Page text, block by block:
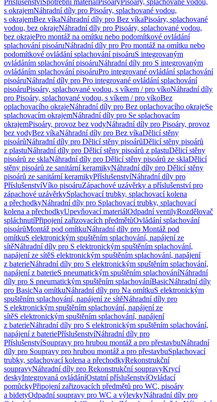
PříslušenstvíSpotřební materiálPisoáryPisoáry, splachované vodou,
s okrajemNáhradní díly pro Pisoáry, splachované vodou,
s okrajemBez víkaNáhradní díly pro Bez víkaPisoáry, splachované
vodou, bez okrajeNáhradní díly pro Pisoáry, splachované vodou,
bez okrajePro montáž na omítku nebo podomítkové ovládání
splachování pisoáruNáhradní díly pro Pro montáž na omítku nebo
podomítkové ovládání splachování pisoáruS integrovaným
ovládáním splachování pisoáruNáhradní díly pro S integrovaným
ovládáním splachování pisoáruPro integrované ovládání splachování
pisoáruNáhradní díly pro Pro integrované ovládání splachování
pisoáruPisoáry, splachované vodou, s víkem / pro víkoNáhradní díly
pro Pisoáry, splachované vodou, s víkem / pro víkoBez
oplachovacího okrajeNáhradní díly pro Bez oplachovacího okrajeSe
splachovacím okrajemNáhradní díly pro Se splachovacím
okrajemPisoáry, provoz bez vodyNáhradní díly pro Pisoáry, provoz
bez vodyBez víkaNáhradní díly pro Bez víkaDělicí stěny
pisoárůNáhradní díly pro Dělicí stěny pisoárůDělicí stěny pisoárů
z plastuNáhradní díly pro Dělicí stěny pisoárů z plastuDělicí stěny
pisoárů ze sklaNáhradní díly pro Dělicí stěny pisoárů ze sklaDělicí
stěny pisoárů ze sanitární keramikyNáhradní díly pro Dělicí stěny
pisoárů ze sanitární keramikyPříslušenstvíNáhradní díly pro
PříslušenstvíVíko pisoáruZápachové uzávěrky a příslušenství pro
zápachové uzávěrkySplachovací trubky, splachovací kolena
a přechodkyNáhradní díly pro Splachovací trubky, splachovací
kolena a přechodkyUpevňovací materiálOdpadní ventilyRozdělovač
spláchnutíPřipojení zařizovacích předmětůOvládání splachování
pisoárůMontáž pod omítkuNáhradní díly pro Montáž pod
omítkuS elektronickým spuštěním splachování, napájení ze
sítěNáhradní díly pro S elektronickým spuštěním splachování,
napájení ze sítěS elektronickým spuštěním splachování, napájení
z baterieNáhradní díly pro S elektronickým spuštěním splachování,
napájení z baterieS pneumatickým spuštěním splachováníNáhradní
díly pro S pneumatickým spuštěním splachováníBasicNáhradní díly
pro BasicNa omítkuNáhradní díly pro Na omítkuS elektronickým
spuštěním splachování, napájení ze sítěNáhradní díly pro
S elektronickým spuštěním splachování, napájení ze
sítěS elektronickým spuštěním splachování, napájení
z baterieNáhradní díly pro S elektronickým spuštěním splachování,
napájení z bateriePříslušenstvíNáhradní díly pro
PříslušenstvíSoupravy pro hrubou montáž a pro přestavbuNáhradní
díly pro Soupravy pro hrubou montáž a pro přestavbuSplachovací
trubky, splachovací kolena a přechodkyRekonstrukční
soupravyNáhradní díly pro Rekonstrukční soupravyKrycí
deskyIntegrovaná ovládáníOstatní příslušenstvíOvládací
pomůckyPřipojení zařizovacích předmětů pro WC, pisoáry
a bidetyOdpadní soupravy pro WC a výlevkyNáhradní díly pro